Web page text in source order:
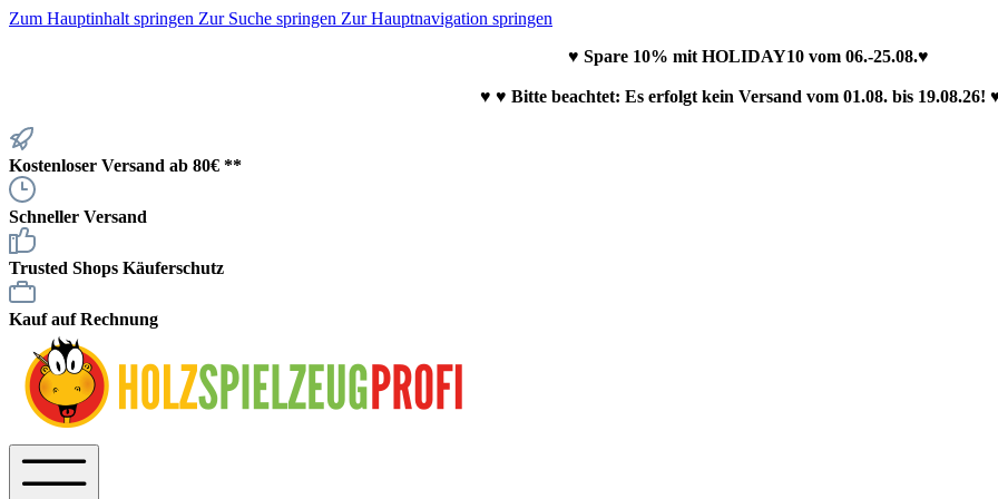
Zum Hauptinhalt springen Zur Suche springen Zur Hauptnavigation springen
♥ Spare 10% mit HOLIDAY10 vom 06.-25.08.♥
♥ ♥ Bitte beachtet: Es erfolgt kein Versand vom 01.08. bis 19.08.26!
Kostenloser Versand ab 80€ **
Schneller Versand
Trusted Shops Käuferschutz
Kauf auf Rechnung